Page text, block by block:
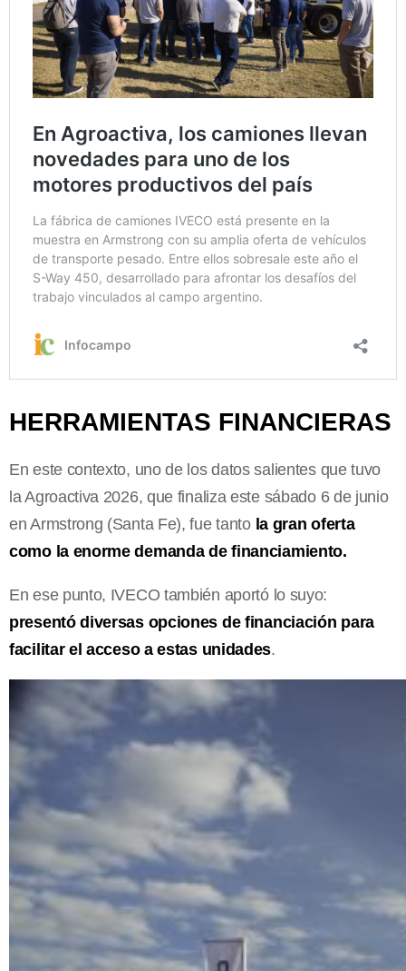
HERRAMIENTAS FINANCIERAS
En este contexto, uno de los datos salientes que tuvo
la Agroactiva 2026, que finaliza este sábado 6 de junio
en Armstrong (Santa Fe), fue tanto la gran oferta
como la enorme demanda de financiamiento.
En ese punto, IVECO también aportó lo suyo:
presentó diversas opciones de financiación para
facilitar el acceso a estas unidades.